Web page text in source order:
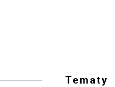
Tematy